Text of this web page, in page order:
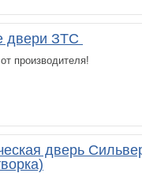
двери ЗТС
производителя!
дверь